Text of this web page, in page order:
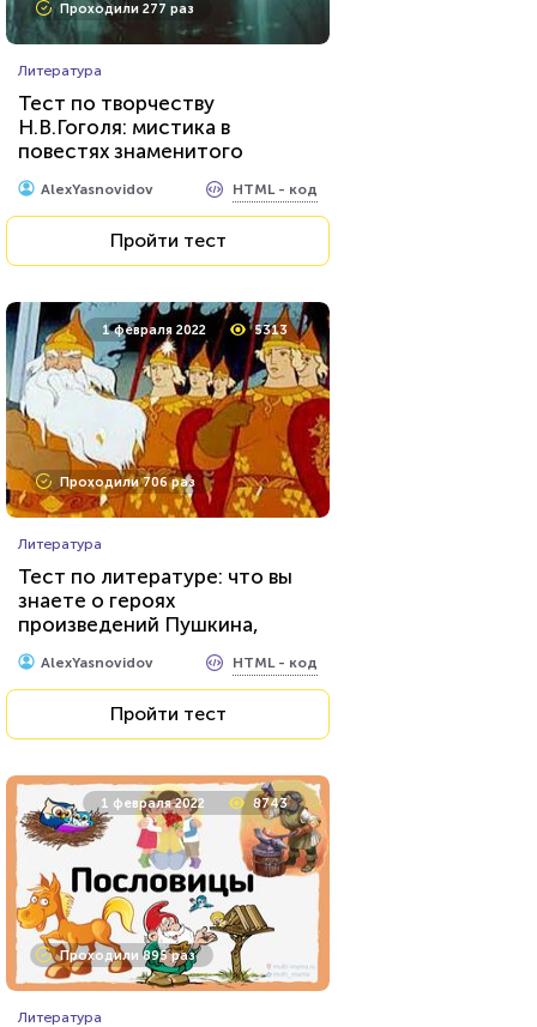
Проходили 277 раз
Литература
Тест по творчеству
Н.В.Гоголя: мистика в
повестях знаменитого
прозаика. Что вам об этом
известно?
AlexYasnovidov HTML - код
Пройти тест
1 февраля 2022 5313
Проходили 706 раз
Литература
Тест по литературе: что вы
знаете о героях
произведений Пушкина,
включая и его сказки?
AlexYasnovidov HTML - код
Пройти тест
1 февраля 2022 8743
Проходили 895 раз
Литература